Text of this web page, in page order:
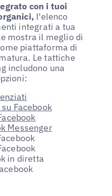
con i tuoi
l'elenco
integrati a tua
mostra il meglio di
piattaforma di
Le tattiche
includono una
Facebook
Messenger
in diretta